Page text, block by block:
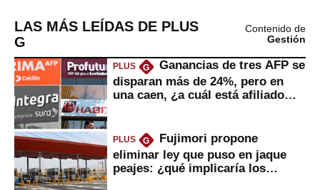
LAS MÁS LEÍDAS DE PLUS
G
Contenido de
Gestión
PLUS G
Ganancias de tres AFP se
disparan más de 24%, pero en
una caen, ¿a cuál está afiliado
PLUS G
Fujimori propone
eliminar ley que puso en jaque
peajes: ¿qué implicaría los